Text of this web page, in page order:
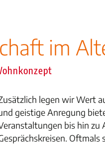
im
legen wir Wert
geistige Anregung
bis hin zu